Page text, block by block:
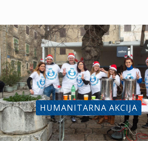
HUMANITARNA AKCIJA